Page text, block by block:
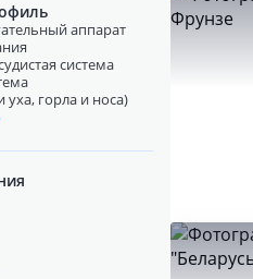
аппарат
система
горла и носа)